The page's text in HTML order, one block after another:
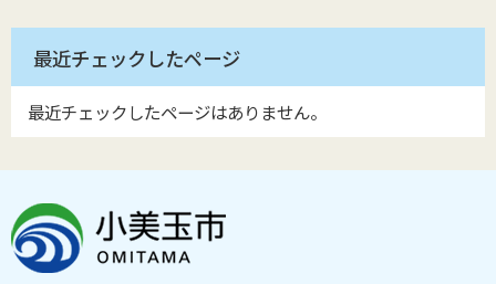
最近チェックしたページ
最近チェックしたページはありません。